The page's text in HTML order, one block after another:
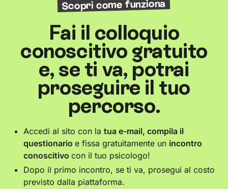
Scopri come funziona
Fai il colloquio
conoscitivo gratuito
e, se ti va, potrai
proseguire il tuo
percorso.
Accedi al sito con latua e-mail, compila il
questionarioe fissa gratuitamente un incontro
conoscitivocon il tuo psicologo!
Dopo il primo incontro, se ti va, prosegui al costo
previsto dalla piattaforma.